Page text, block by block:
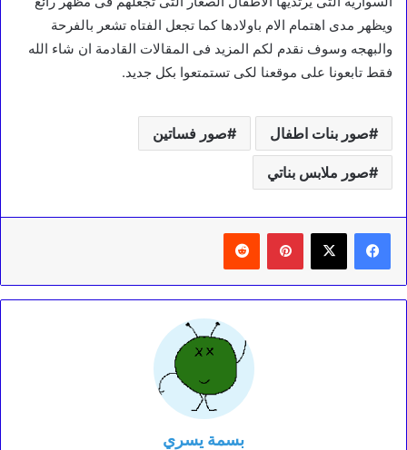
ويظهر مدى اهتمام الام باولادها كما تجعل الفتاه تشعر بالفرحة
والبهجه وسوف نقدم لكم المزيد فى المقالات القادمة ان شاء الله
فقط تابعونا على موقعنا لكى تستمتعوا بكل جديد.
صور بنات اطفال صور فساتين
صور ملابس بناتي
بينتيريست
بسمة يسري